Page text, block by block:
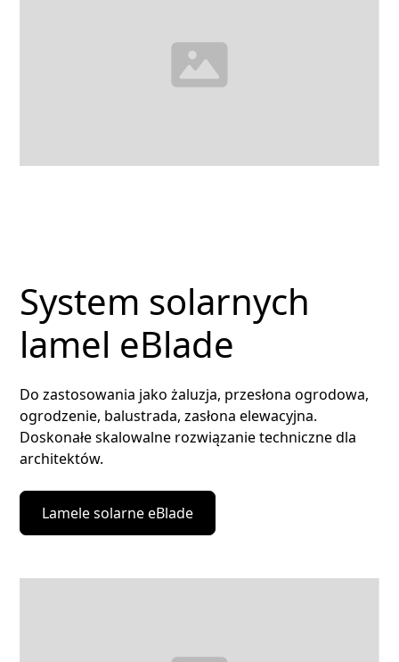
System solarnych
lamel eBlade
Do zastosowania jako żaluzja, przesłona ogrodowa,
ogrodzenie, balustrada, zasłona elewacyjna.
Doskonałe skalowalne rozwiązanie techniczne dla
architektów.
Lamele solarne eBlade